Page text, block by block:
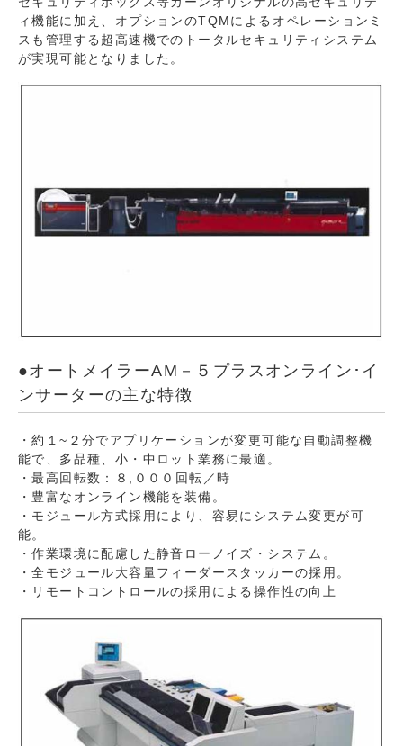
ィ機能に加え、オプションのTQMによるオペレーションミ
スも管理する超高速機でのトータルセキュリティシステム
が実現可能となりました。
●オートメイラーAM－５プラスオンライン･イ
ンサーターの主な特徴
・約１~２分でアプリケーションが変更可能な自動調整機
能で、多品種、小・中ロット業務に最適。
・最高回転数：８,０００回転／時
・豊富なオンライン機能を装備。
・モジュール方式採用により、容易にシステム変更が可
能。
・作業環境に配慮した静音ローノイズ・システム。
・全モジュール大容量フィーダースタッカーの採用。
・リモートコントロールの採用による操作性の向上